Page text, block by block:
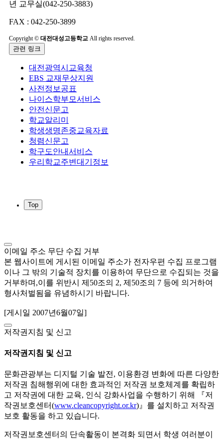
년 교무실(042-250-3883)
FAX : 042-250-3899
Copyright © 대전대성고등학교 All rights reserved.
관련 링크
대전광역시교육청
EBS 교재무상지원
사전정보공표
나이스학부모서비스
안전신문고
학교알리미
학생생명존중교육자료
청렴신문고
학구도안내서비스
우리학교주변대기정보
Top
이메일 주소 무단 수집 거부
본 웹사이트에 게시된 이메일 주소가 전자우편 수집 프로그램
이나 그 밖의 기술적 장치를 이용하여 무단으로 수집되는 것을
거부하며,이를 위반시 제50조의 2, 제50조의 7 등에 의거하여
형사처벌됨을 유념하시기 바랍니다.
[게시일 2007년6월07일]
저작권지침 및 신고
저작권지침 및 신고
문화관광부는 디지털 기술 발전, 이용환경 변화에 따른 다양한
저작권 침해행위에 대한 효과적인 저작권 보호체계를 확립하
고 저작권에 대한 교육, 인식 강화사업을 수행하기 위해 『저
작권보호센터(www.cleancopyright.or.kr)』를 설치하고 저작권
보호 활동을 하고 있습니다.
저작권보호센터의 단속활동이 본격화 되면서 학생 여러분이